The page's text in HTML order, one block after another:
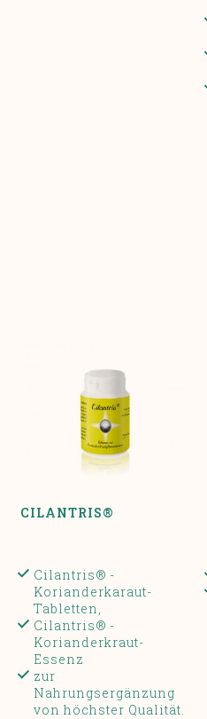
CILANTRIS®
Cilantris® -
Korianderkaraut-
Tabletten,
Cilantris® -
Korianderkraut-
Essenz
zur
Nahrungsergänzung
von höchster Qualität.